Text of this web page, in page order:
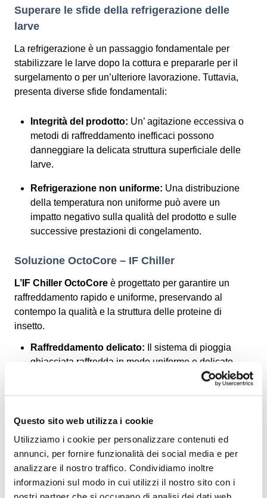
Questo sito web utilizza i cookie
Utilizziamo i cookie per personalizzare contenuti ed
annunci, per fornire funzionalità dei social media e per
analizzare il nostro traffico. Condividiamo inoltre
informazioni sul modo in cui utilizzi il nostro sito con i
Superare le sfide della refrigerazione delle
larve
La refrigerazione è un passaggio fondamentale per
stabilizzare le larve dopo la cottura e prepararle per il
surgelamento o per un’ulteriore lavorazione. Tuttavia,
presenta diverse sfide fondamentali:
Integrità del prodotto: Un’ agitazione eccessiva o
metodi di raffreddamento inefficaci possono
danneggiare la delicata struttura superficiale delle
larve.
Refrigerazione non uniforme: Una distribuzione
della temperatura non uniforme può avere un
impatto negativo sulla qualità del prodotto e sulle
successive prestazioni di congelamento.
Soluzione OctoCore – IF Chiller
L’IF Chiller OctoCore è progettato per garantire un
raffreddamento rapido e uniforme, preservando al
contempo la qualità e la struttura delle proteine di
insetto.
Raffreddamento delicato: Il sistema di pioggia
ghiacciata raffredda in modo uniforme e delicato,
proteggendo il prodotto dai danni superficiali.
Ricircolo dell’acqua:Riduce significativamente il
consumo di acqua e di energia per un processo più
sostenibile.